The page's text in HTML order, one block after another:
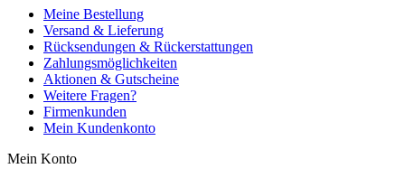
Meine Bestellung
Versand & Lieferung
Rücksendungen & Rückerstattungen
Zahlungsmöglichkeiten
Aktionen & Gutscheine
Weitere Fragen?
Firmenkunden
Mein Kundenkonto
Mein Konto